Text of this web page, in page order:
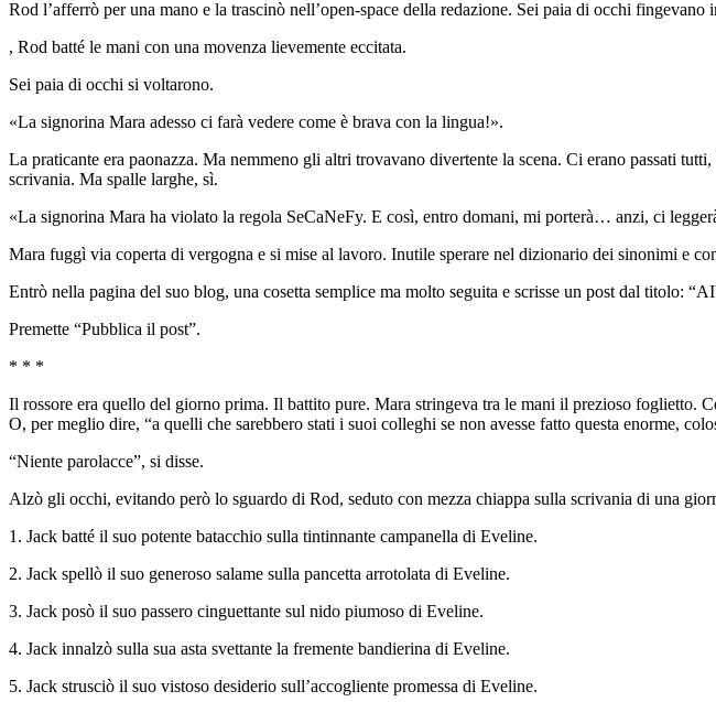
Rod l’afferrò per una mano e la trascinò nell’open-space della redazione. Sei paia di occhi fingevano
, Rod batté le mani con una movenza lievemente eccitata.
Sei paia di occhi si voltarono.
«La signorina Mara adesso ci farà vedere come è brava con la lingua!».
La praticante era paonazza. Ma nemmeno gli altri trovavano divertente la scena. Ci erano passati
scrivania. Ma spalle larghe, sì.
«La signorina Mara ha violato la regola SeCaNeFy. E così, entro domani, mi porterà… anzi, ci
Mara fuggì via coperta di vergogna e si mise al lavoro. Inutile sperare nel dizionario dei sinonimi e
Entrò nella pagina del suo blog, una cosetta semplice ma molto seguita e scrisse un post dal titolo:
Premette “Pubblica il post”.
* * *
Il rossore era quello del giorno prima. Il battito pure. Mara stringeva tra le mani il prezioso foglietto.
O, per meglio dire, “a quelli che sarebbero stati i suoi colleghi se non avesse fatto questa enorme,
“Niente parolacce”, si disse.
Alzò gli occhi, evitando però lo sguardo di Rod, seduto con mezza chiappa sulla scrivania di una
1. Jack batté il suo potente batacchio sulla tintinnante campanella di Eveline.
2. Jack spellò il suo generoso salame sulla pancetta arrotolata di Eveline.
3. Jack posò il suo passero cinguettante sul nido piumoso di Eveline.
4. Jack innalzò sulla sua asta svettante la fremente bandierina di Eveline.
5. Jack strusciò il suo vistoso desiderio sull’accogliente promessa di Eveline.